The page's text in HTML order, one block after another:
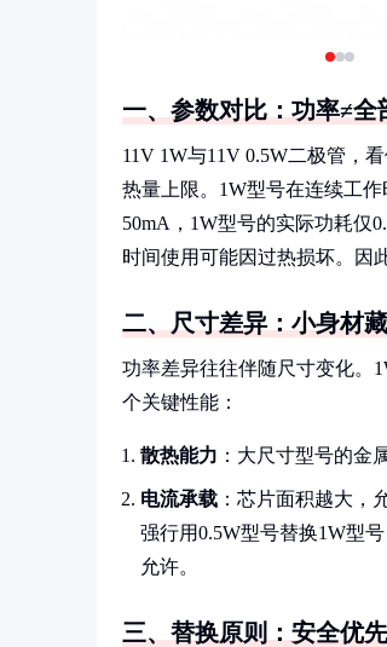
一、参数对比：功率≠全
11V 1W与11V 0.5W二极管，
热量上限。1W型号在连续工
50mA，1W型号的实际功耗仅
时间使用可能因过热损坏。因
二、尺寸差异：小身材
功率差异往往伴随尺寸变化。
个关键性能：
散热能力 ：大尺寸型号的金
电流承载 ：芯片面积越大，
强行用0.5W型号替换1W型
允许。
三、替换原则：安全优